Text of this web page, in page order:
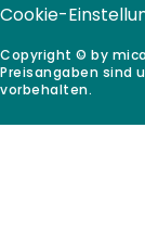
Copyright © by
Preisangaben sind
vorbehalten.
Cookie-